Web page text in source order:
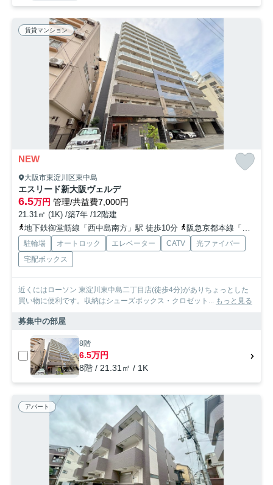
賃貸マンション
NEW
大阪市東淀川区東中島
エスリード新大阪ヴェルデ
6.5万円 管理/共益費7,000円
21.31㎡ (1K) /築7年 /12階建
地下鉄御堂筋線「西中島南方」駅 徒歩10分
阪急京都本線「崇禅寺」駅 徒歩8分
駐輪場 オートロック エレベーター CATV
光ファイバー
宅配ボックス
近くにはローソン 東淀川東中島二丁目店(徒歩4分)がありちょっとした
買い物に便利です。収納はシューズボックス・クロゼット...
もっと見る
募集中の部屋
8階
6.5万円
8階 / 21.31㎡ / 1K
アパート